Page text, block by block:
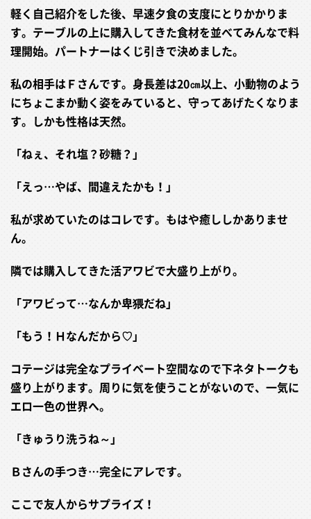
軽く自己紹介をした後、早速夕食の支度にとりかかりま
す。テーブルの上に購入してきた食材を並べてみんなで料
理開始。パートナーはくじ引きで決めました。
私の相手はＦさんです。身長差は20㎝以上、小動物のよう
にちょこまか動く姿をみていると、守ってあげたくなりま
す。しかも性格は天然。
「ねぇ、それ塩？砂糖？」
「えっ…やば、間違えたかも！」
私が求めていたのはコレです。もはや癒ししかありませ
ん。
隣では購入してきた活アワビで大盛り上がり。
「アワビって…なんか卑猥だね」
「もう！Ｈなんだから♡」
コテージは完全なプライベート空間なので下ネタトークも
盛り上がります。周りに気を使うことがないので、一気に
エロ一色の世界へ。
「きゅうり洗うね～」
Ｂさんの手つき…完全にアレです。
ここで友人からサプライズ！